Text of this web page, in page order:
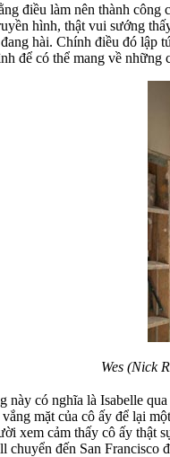
điều làm nên thành công
hình, thật vui sướng
hài. Chính điều đó lập
để có thể mang về
Wes (Nick
này có nghĩa là Isabelle
mặt của cô ấy để lại
xem cảm thấy cô ấy thật
chuyển đến San